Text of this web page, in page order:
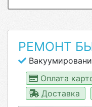
РЕМОНТ
Оплата
Доставка